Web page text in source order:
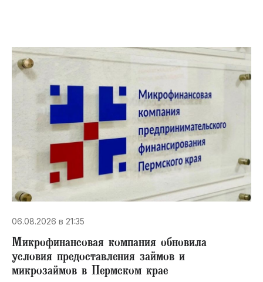
06.08.2026 в 21:35
Микрофинансовая компания обновила
условия предоставления займов и
микрозаймов в Пермском крае